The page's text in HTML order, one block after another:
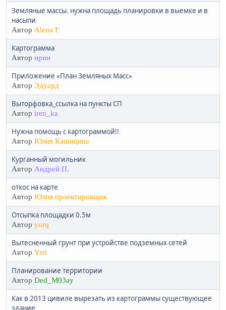
Земляные массы. нужна площадь планировки в выемке и в
насыпи
Автор Alena F
Картограмма
Автор ирин
Приложение «План Земляных Масс»
Автор Эдуард
Выторфовка_ссылка на пункты СП
Автор iren_ka
Нужна помощь с картограммой!!
Автор Юлия Кашицина
Курганный могильник
Автор Андрей П.
откос на карте
Автор Юлия проектировщик
Отсыпка площадки 0.5м
Автор yorq
Вытесненный грунт при устройстве подземных сетей
Автор Yrri
Планирование территории
Автор Ded_M03ay
Как в 2013 цивиле вырезать из картограммы существующее